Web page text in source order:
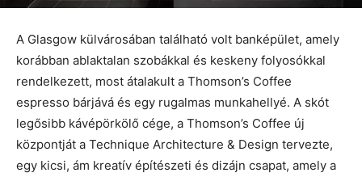
A Glasgow külvárosában található volt banképület, amely
korábban ablaktalan szobákkal és keskeny folyosókkal
rendelkezett, most átalakult a Thomson’s Coffee
espresso bárjává és egy rugalmas munkahellyé. A skót
legősibb kávépörkölő cége, a Thomson’s Coffee új
központját a Technique Architecture & Design tervezte,
egy kicsi, ám kreatív építészeti és dizájn csapat, amely a